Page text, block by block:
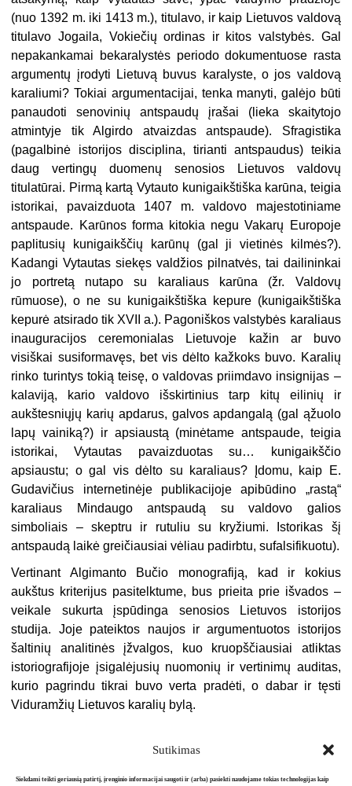
Sutikimas
Siekdami teikti geriausią patirtį, įrenginio informacijai saugoti ir (arba) pasiekti naudojame tokias technologijas kaip
(nuo 1392 m. iki 1413 m.), titulavo, ir kaip Lietuvos valdovą
titulavo Jogaila, Vokiečių ordinas ir kitos valstybės. Gal
nepakankamai bekaralystės periodo dokumentuose rasta
argumentų įrodyti Lietuvą buvus karalyste, o jos valdovą
karaliumi? Tokiai argumentacijai, tenka manyti, galėjo būti
panaudoti senovinių antspaudų įrašai (lieka skaitytojo
atmintyje tik Algirdo atvaizdas antspaude). Sfragistika
(pagalbinė istorijos disciplina, tirianti antspaudus) teikia
daug vertingų duomenų senosios Lietuvos valdovų
titulatūrai. Pirmą kartą Vytauto kunigaikštiška karūna, teigia
istorikai, pavaizduota 1407 m. valdovo majestotiniame
antspaude. Karūnos forma kitokia negu Vakarų Europoje
paplitusių kunigaikščių karūnų (gal ji vietinės kilmės?).
Kadangi Vytautas siekęs valdžios pilnatvės, tai dailininkai
jo portretą nutapo su karaliaus karūna (žr. Valdovų
rūmuose), o ne su kunigaikštiška kepure (kunigaikštiška
kepurė atsirado tik XVII a.). Pagoniškos valstybės karaliaus
inauguracijos ceremonialas Lietuvoje kažin ar buvo
visiškai susiformavęs, bet vis dėlto kažkoks buvo. Karalių
rinko turintys tokią teisę, o valdovas priimdavo insignijas –
kalaviją, kario valdovo išskirtinius tarp kitų eilinių ir
aukštesniųjų karių apdarus, galvos apdangalą (gal ąžuolo
lapų vainiką?) ir apsiaustą (minėtame antspaude, teigia
istorikai, Vytautas pavaizduotas su… kunigaikščio
apsiaustu; o gal vis dėlto su karaliaus? Įdomu, kaip E.
Gudavičius internetinėje publikacijoje apibūdino „rastą“
karaliaus Mindaugo antspaudą su valdovo galios
simboliais – skeptru ir rutuliu su kryžiumi. Istorikas šį
antspaudą laikė greičiausiai vėliau padirbtu, sufalsifikuotu).
Vertinant Algimanto Bučio monografiją, kad ir kokius
aukštus kriterijus pasitelktume, bus prieita prie išvados –
veikale sukurta įspūdinga senosios Lietuvos istorijos
studija. Joje pateiktos naujos ir argumentuotos istorijos
šaltinių analitinės įžvalgos, kuo kruopščiausiai atliktas
istoriografijoje įsigalėjusių nuomonių ir vertinimų auditas,
kurio pagrindu tikrai buvo verta pradėti, o dabar ir tęsti
Viduramžių Lietuvos karalių bylą.